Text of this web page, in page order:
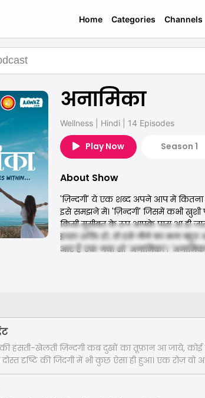
Home Categories Channels
अनामिका
Wellness Hindi 14 Episodes
Play Now Season 1
About Show
'ज़िन्दगी' ये एक शब्द अपने आप में कितना
इसे समझने में। 'ज़िन्दगी' जिसमें कभी
किसी मुसीबत के रूप आपके पास आ ही
इच्छा शक्ति हो, तो इसे जीने का मज़ा
आए हैं एक नया शो 'अनामिका'।
हंसती-खेलती ज़िन्दगी कब दुखों का तूफ़ान आ जाये,
दोस्त दृष्टि की जिंदगी में भी कुछ ऐसा ही हुआ। एक रोज़ वो
पूरी कर वापस आ ही रही थी, कि उसके साथ कुछ ऐसा
उसकी ज़िन्दगी बर्बाद हो गई।